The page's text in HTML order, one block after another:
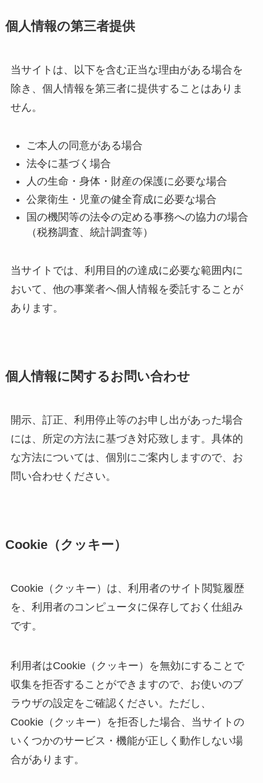
個人情報の第三者提供
当サイトは、以下を含む正当な理由がある場合を
除き、個人情報を第三者に提供することはありま
せん。
ご本人の同意がある場合
法令に基づく場合
人の生命・身体・財産の保護に必要な場合
公衆衛生・児童の健全育成に必要な場合
国の機関等の法令の定める事務への協力の場合
（税務調査、統計調査等）
当サイトでは、利用目的の達成に必要な範囲内に
おいて、他の事業者へ個人情報を委託することが
あります。
個人情報に関するお問い合わせ
開示、訂正、利用停止等のお申し出があった場合
には、所定の方法に基づき対応致します。具体的
な方法については、個別にご案内しますので、お
問い合わせください。
Cookie（クッキー）
Cookie（クッキー）は、利用者のサイト閲覧履歴
を、利用者のコンピュータに保存しておく仕組み
です。
利用者はCookie（クッキー）を無効にすることで
収集を拒否することができますので、お使いのブ
ラウザの設定をご確認ください。ただし、
Cookie（クッキー）を拒否した場合、当サイトの
いくつかのサービス・機能が正しく動作しない場
合があります。